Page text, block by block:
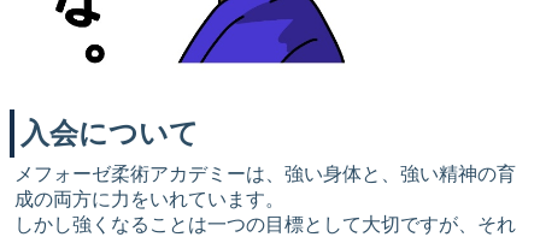
入会について
メフォーゼ柔術アカデミーは、強い身体と、強い精神の育
成の両方に力をいれています。
しかし強くなることは一つの目標として大切ですが、それ